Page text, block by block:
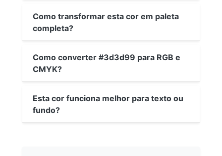
Como transformar esta cor em paleta
completa?
Como converter #3d3d99 para RGB e
CMYK?
Esta cor funciona melhor para texto ou
fundo?